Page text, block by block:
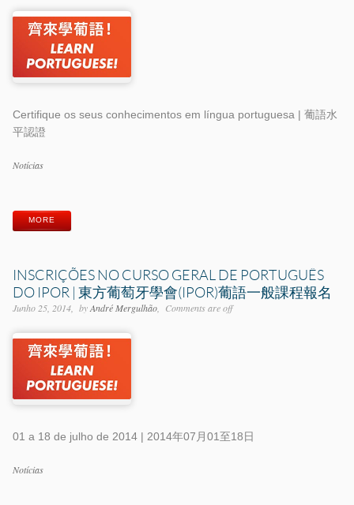
Certifique os seus conhecimentos em língua portuguesa | 葡語水
平認證
Categorias
Notícias
MORE
INSCRIÇÕES NO CURSO GERAL DE PORTUGUÊS
DO IPOR | 東方葡萄牙學會(IPOR)葡語一般課程報名
Junho 25, 2014 byAndré Mergulhão Comments are off
01 a 18 de julho de 2014 | 2014年07月01至18日
Categorias
Notícias